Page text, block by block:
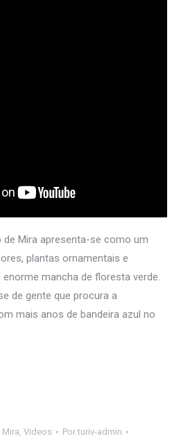
de Mira apresenta-se como um
plantas ornamentais e
mancha de floresta verde.
de gente que procura a
mais anos de bandeira azul no
Mira, Videos Porturiv-admin